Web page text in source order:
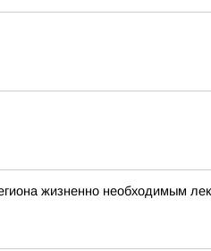
жизненно необходимым